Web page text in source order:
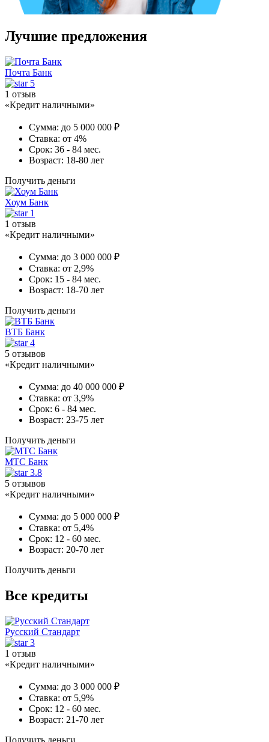
Лучшие предложения
Почта Банк
5
1 отзыв
«Кредит наличными»
Сумма: до 5 000 000 ₽
Ставка: от 4%
Срок: 36 - 84 мес.
Возраст: 18-80 лет
Получить деньги
Хоум Банк
1
1 отзыв
«Кредит наличными»
Сумма: до 3 000 000 ₽
Ставка: от 2,9%
Срок: 15 - 84 мес.
Возраст: 18-70 лет
Получить деньги
ВТБ Банк
4
5 отзывов
«Кредит наличными»
Сумма: до 40 000 000 ₽
Ставка: от 3,9%
Срок: 6 - 84 мес.
Возраст: 23-75 лет
Получить деньги
МТС Банк
3.8
5 отзывов
«Кредит наличными»
Сумма: до 5 000 000 ₽
Ставка: от 5,4%
Срок: 12 - 60 мес.
Возраст: 20-70 лет
Получить деньги
Все кредиты
Русский Стандарт
3
1 отзыв
«Кредит наличными»
Сумма: до 3 000 000 ₽
Ставка: от 5,9%
Срок: 12 - 60 мес.
Возраст: 21-70 лет